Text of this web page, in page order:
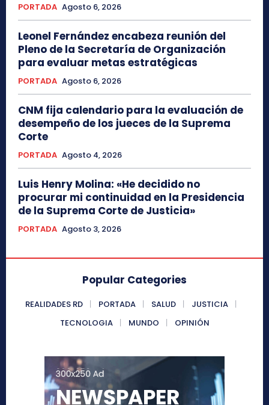
PORTADA Agosto 6, 2026
Leonel Fernández encabeza reunión del
Pleno de la Secretaría de Organización
para evaluar metas estratégicas
PORTADA Agosto 6, 2026
CNM fija calendario para la evaluación de
desempeño de los jueces de la Suprema
Corte
PORTADA Agosto 4, 2026
Luis Henry Molina: «He decidido no
procurar mi continuidad en la Presidencia
de la Suprema Corte de Justicia»
PORTADA Agosto 3, 2026
Popular Categories
REALIDADES RD PORTADA SALUD
JUSTICIA
TECNOLOGIA
MUNDO OPINIÓN